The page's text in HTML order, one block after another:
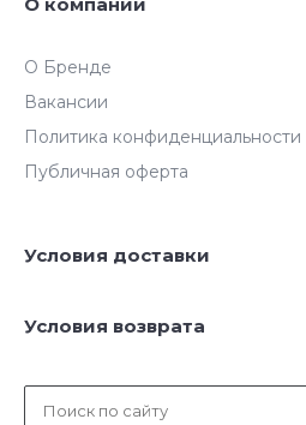
О Бренде
Вакансии
Политика конфиденциальности
Публичная оферта
Условия доставки
Условия возврата